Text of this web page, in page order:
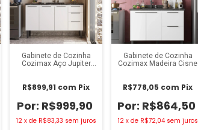
Gabinete de Cozinha
Cozimax Aço Jupiter
R$999,90
R$899,91 com Pix
12 x de R$83,33 sem juros
Gabinete de Cozinha
Cozimax Madeira Cisne
R$864,50
R$778,05 com Pix
12 x de R$72,04 sem juros